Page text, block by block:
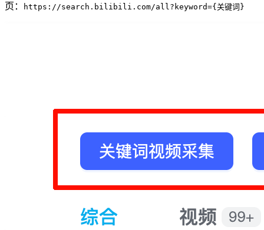
页：
https://search.bilibili.com/all?keyword={关键词}